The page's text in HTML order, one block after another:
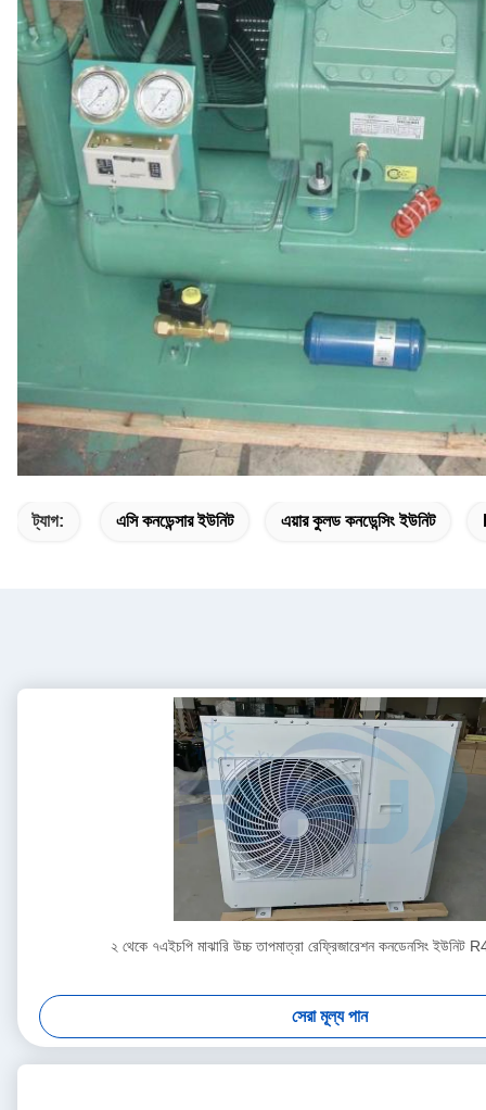
ট্যাগ: এসি কনডেন্সার ইউনিট এয়ার কুলড কনডেন্সিং ইউনিট
২ থেকে ৭এইচপি মাঝারি উচ্চ তাপমাত্রা রেফ্রিজারেশন কনডেনসিং
সেরা মূল্য পান